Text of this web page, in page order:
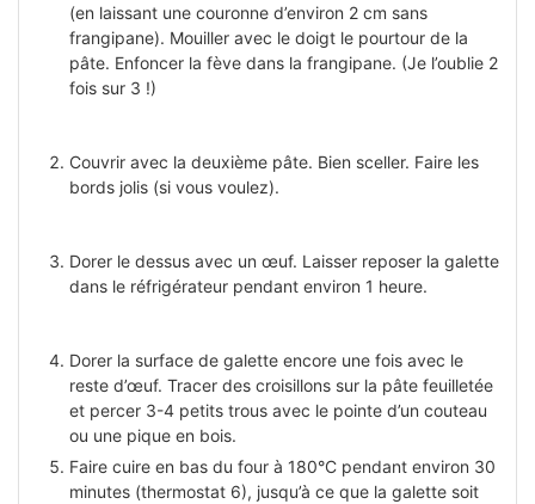
(en laissant une couronne d’environ 2 cm sans
frangipane). Mouiller avec le doigt le pourtour de la
pâte. Enfoncer la fève dans la frangipane. (Je l’oublie 2
fois sur 3 !)
Couvrir avec la deuxième pâte. Bien sceller. Faire les
bords jolis (si vous voulez).
Dorer le dessus avec un œuf. Laisser reposer la galette
dans le réfrigérateur pendant environ 1 heure.
Dorer la surface de galette encore une fois avec le
reste d’œuf. Tracer des croisillons sur la pâte feuilletée
et percer 3-4 petits trous avec le pointe d’un couteau
ou une pique en bois.
Faire cuire en bas du four à 180°C pendant environ 30
minutes (thermostat 6), jusqu’à ce que la galette soit